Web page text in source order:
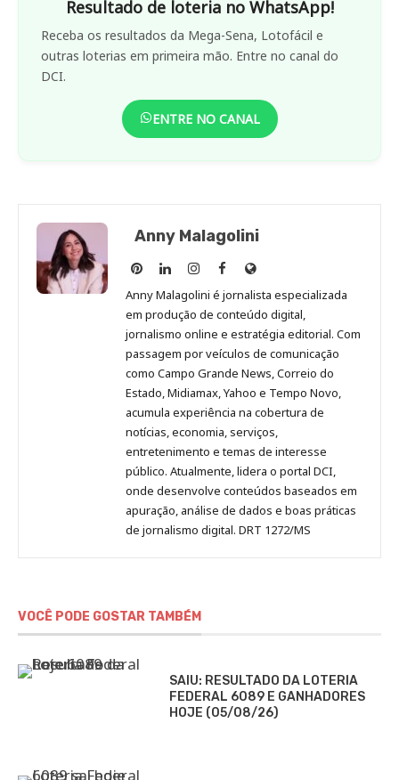
Resultado de loteria no WhatsApp!
Receba os resultados da Mega-Sena, Lotofácil e
outras loterias em primeira mão. Entre no canal do
DCI.
ENTRE NO CANAL
Anny Malagolini
Anny
Malagolini
no
Pinterest
Anny
Malagolini
no
LinkedIn
Anny
Malagolini
no
Instagram
Anny
Malagolini
no
Facebook
Site
de
Anny
Malagolini
Anny Malagolini é jornalista especializada
em produção de conteúdo digital,
jornalismo online e estratégia editorial. Com
passagem por veículos de comunicação
como Campo Grande News, Correio do
Estado, Midiamax, Yahoo e Tempo Novo,
acumula experiência na cobertura de
notícias, economia, serviços,
entretenimento e temas de interesse
público. Atualmente, lidera o portal DCI,
onde desenvolve conteúdos baseados em
apuração, análise de dados e boas práticas
de jornalismo digital. DRT 1272/MS
VOCÊ PODE GOSTAR TAMBÉM
SAIU: RESULTADO DA LOTERIA
FEDERAL 6089 E GANHADORES
HOJE (05/08/26)